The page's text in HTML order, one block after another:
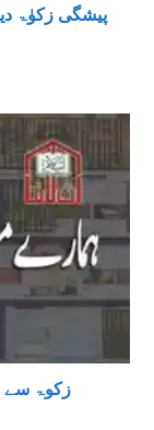
پیشگی زکوٰۃ
زکوۃ سے